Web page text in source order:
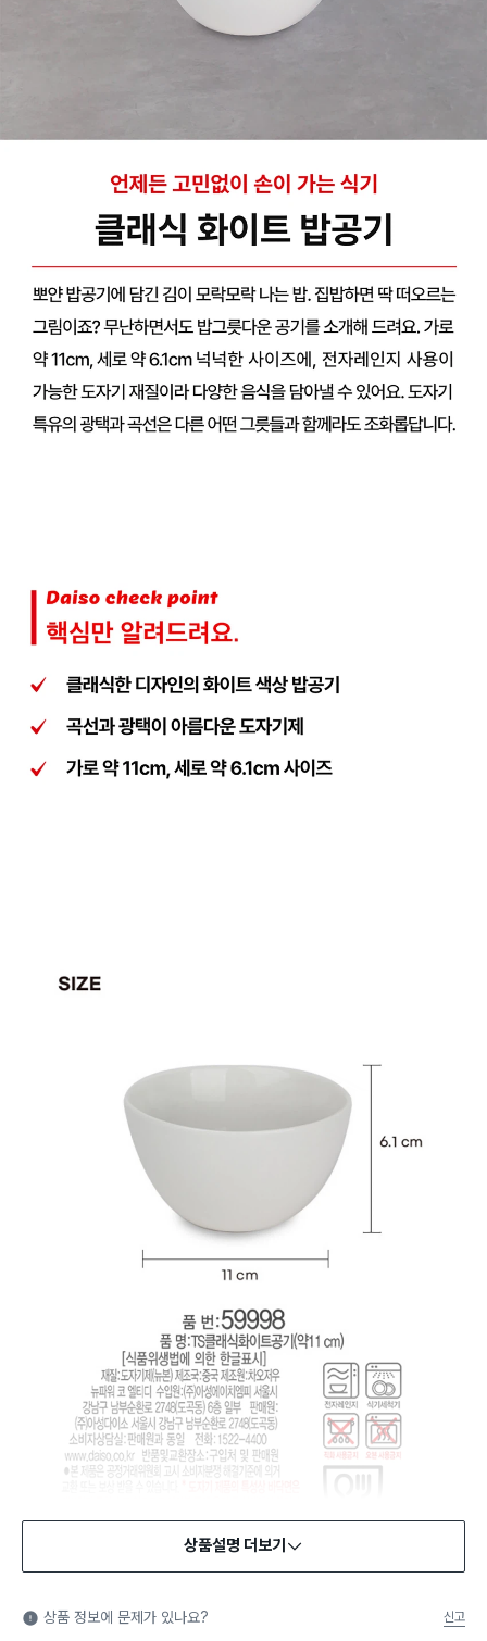
식품용 기구: 식품위생법에서 정한 규격에 따라 제조되어 식품 또
는 식품첨가물에 사용할 수 있는 식품용기구라는 표시입니다.
상품설명 더보기
상품 정보에 문제가 있나요? 신고